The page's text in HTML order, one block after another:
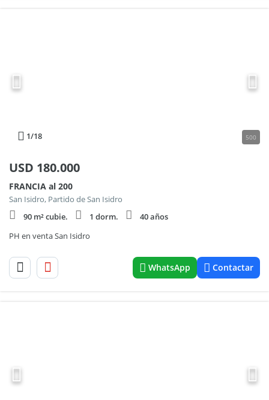
1/18 500
USD 180.000
FRANCIA al 200
San Isidro, Partido de San Isidro
90 m² cubie.
1 dorm.
40 años
PH en venta San Isidro
WhatsApp Contactar